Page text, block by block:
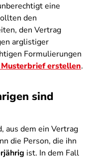
eine
den
den Vertrag
arglistiger
Formulierungen
erstellen.
sind
aus dem ein Vertrag
die Person, die ihn
ist. In dem Fall